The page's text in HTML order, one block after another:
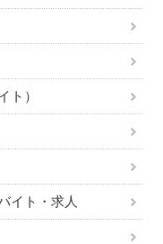
ト）
イト・求人